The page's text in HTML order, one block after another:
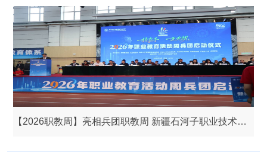
【2026职教周】亮相兵团职教周 新疆石河子职业技术学院实力圈粉